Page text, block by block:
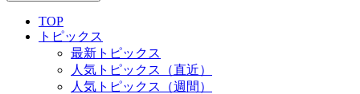
TOP
トピックス
最新トピックス
人気トピックス（直近）
人気トピックス（週間）